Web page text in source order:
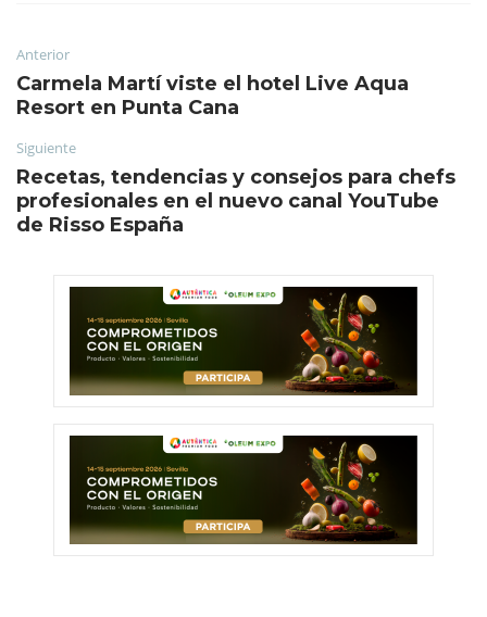
Anterior
Carmela Martí viste el hotel Live Aqua
Resort en Punta Cana
Siguiente
Recetas, tendencias y consejos para chefs
profesionales en el nuevo canal YouTube
de Risso España